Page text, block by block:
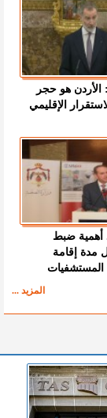
الأردن هو حجر
الإقليمي
أهمية ضبط
مدة إقامة
المزيد ...